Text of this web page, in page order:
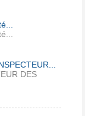
DES